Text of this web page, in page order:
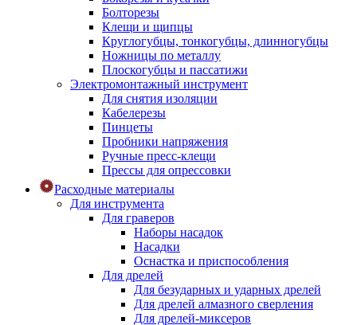
Болторезы
Клещи и щипцы
Круглогубцы, тонкогубцы, длинногубцы
Ножницы по металлу
Плоскогубцы и пассатижи
Электромонтажный инструмент
Для снятия изоляции
Кабелерезы
Пинцеты
Пробники напряжения
Ручные пресс-клещи
Прессы для опрессовки
Расходные материалы
Для инструмента
Для граверов
Наборы насадок
Насадки
Оснастка и приспособления
Для дрелей
Для безударных и ударных дрелей
Для дрелей алмазного сверления
Для дрелей-миксеров